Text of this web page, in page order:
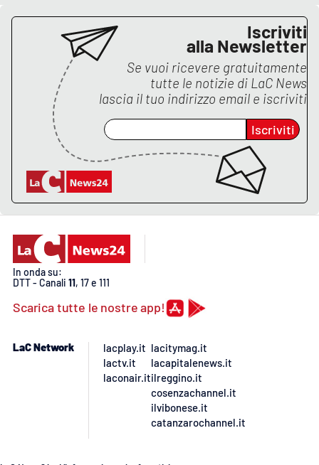
Ilreggino.it
Cosenzachannel.it
Ilvibonese.it
Catanzarochannel.it
APP
Android
Apple
Iscriviti
alla Newsletter
Se vuoi ricevere gratuitamente
tutte le notizie di LaC News
lascia il tuo indirizzo email e iscriviti
Iscriviti
In onda su:
DTT - Canali 11, 17 e 111
Scarica tutte le nostre app!
LaC Network
lacplay.it
lactv.it
laconair.it
lacitymag.it
lacapitalenews.it
ilreggino.it
cosenzachannel.it
ilvibonese.it
catanzarochannel.it